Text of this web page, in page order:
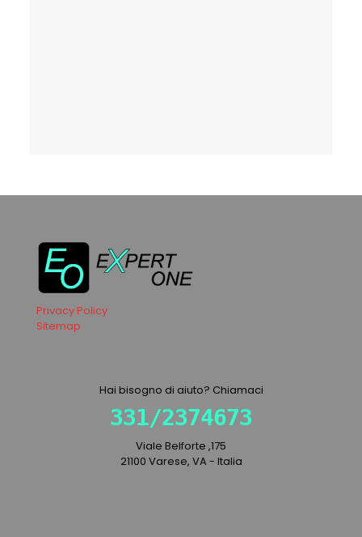
Privacy Policy
Sitemap
Hai bisogno di aiuto? Chiamaci
331/2374673
Viale Belforte ,175
21100 Varese, VA - Italia